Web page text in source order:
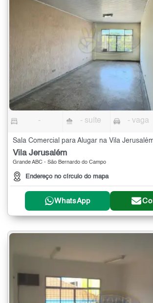
- - suíte - vaga
Sala Comercial para Alugar na Vila
Vila Jerusalém
Grande ABC - São Bernardo do Campo
Endereço no círculo do mapa
WhatsApp